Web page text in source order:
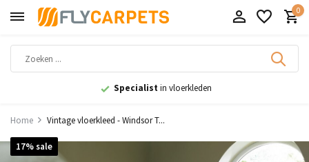
0
9,1uit 11.000+ beoordelingen
Home Vintage vloerkleed - Windsor T...
17% sale